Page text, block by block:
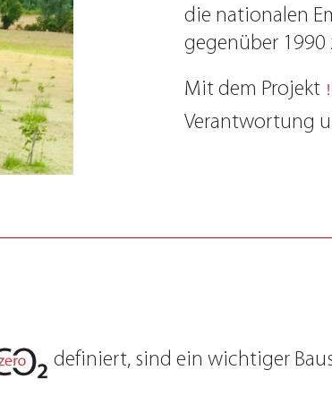
die nationalen
gegenüber 1990
Mit dem Projekt
Verantwortung
definiert, sind ein wichtiger